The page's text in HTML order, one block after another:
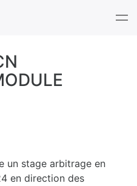
un stage arbitrage en
en direction des